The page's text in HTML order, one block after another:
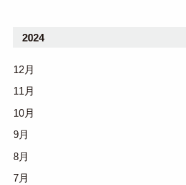
2024
12月
11月
10月
9月
8月
7月